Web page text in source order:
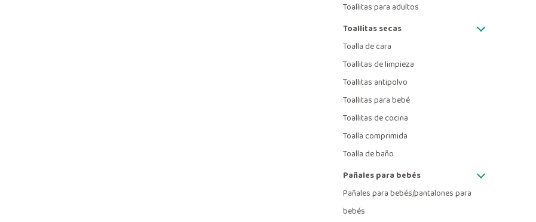
Toallitas para adultos
Toallitas secas
Toalla de cara
Toallitas de limpieza
Toallitas antipolvo
Toallitas para bebé
Toallitas de cocina
Toalla comprimida
Toalla de baño
Pañales para bebés
Pañales para bebés/pantalones para
bebés